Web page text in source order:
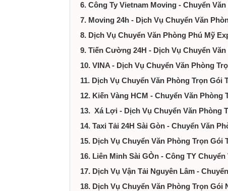
Hồ
Chí
Minh
6. Công Ty Vietnam Moving - Chuyển
7. Moving 24h - Dịch Vụ Chuyển Văn
8. Dịch Vụ Chuyển Văn Phòng Phú Mỹ
9. Tiến Cường 24H - Dịch Vụ Chuyển
10. VINA - Dịch Vụ Chuyển Văn Phòng
11. Dịch Vụ Chuyển Văn Phòng Trọn Gói
12. Kiến Vàng HCM - Chuyển Văn Phòng
13. Xá Lợi - Dịch Vụ Chuyển Văn Phòng
14. Taxi Tải 24H Sài Gòn - Chuyển Văn
15. Dịch Vụ Chuyển Văn Phòng Trọn Gói
16. Liên Minh Sài GÒn - Công TY
17. Dịch Vụ Vận Tải Nguyên Lâm -
18. Dịch Vụ Chuyển Văn Phòng Trọn Gói